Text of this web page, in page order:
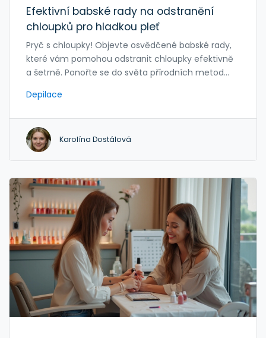
Efektivní babské rady na odstranění
chloupků pro hladkou pleť
Pryč s chloupky! Objevte osvědčené babské rady,
které vám pomohou odstranit chloupky efektivně
a šetrně. Ponořte se do světa přírodních metod
Zjistěte, které rady fungují nejlépe a jak je správně
Depilace
Karolína Dostálová